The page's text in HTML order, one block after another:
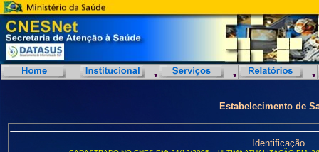
Estabelecimento de
Identificação